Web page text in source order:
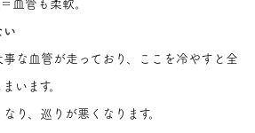
血管も柔軟。
い
な血管が走っており、ここを冷やすと全
います。
り、巡りが悪くなります。